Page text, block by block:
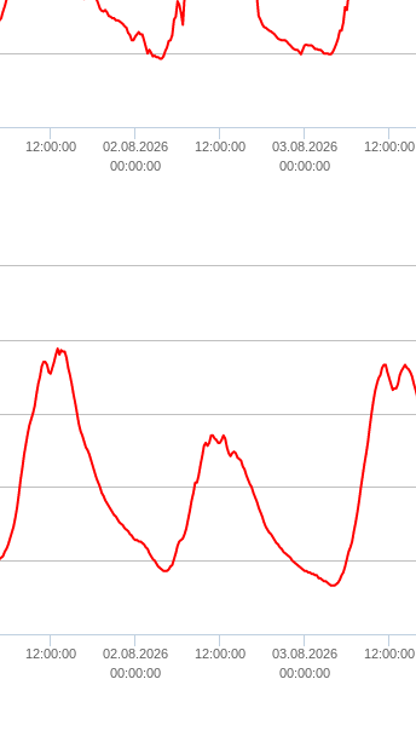
12:00:00
02.08.2026
00:00:00
12:00:00
03.08.2026
00:00:00
12:00:00
12:00:00
02.08.2026
00:00:00
12:00:00
03.08.2026
00:00:00
12:00:00